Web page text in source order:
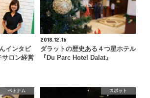
インタビ
サロン経営
2018.12.16
ダラットの歴史ある４つ星ホテル
『Du Parc Hotel Dalat』
ベトナム スポット